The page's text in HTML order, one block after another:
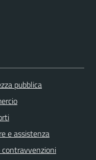
pubblica
e assistenza
contravvenzioni